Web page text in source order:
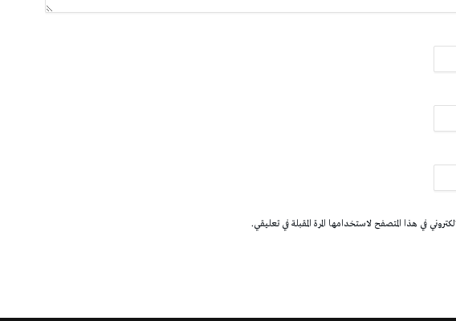
في هذا المتصفح لاستخدامها المرة المقبلة في تعليقي.